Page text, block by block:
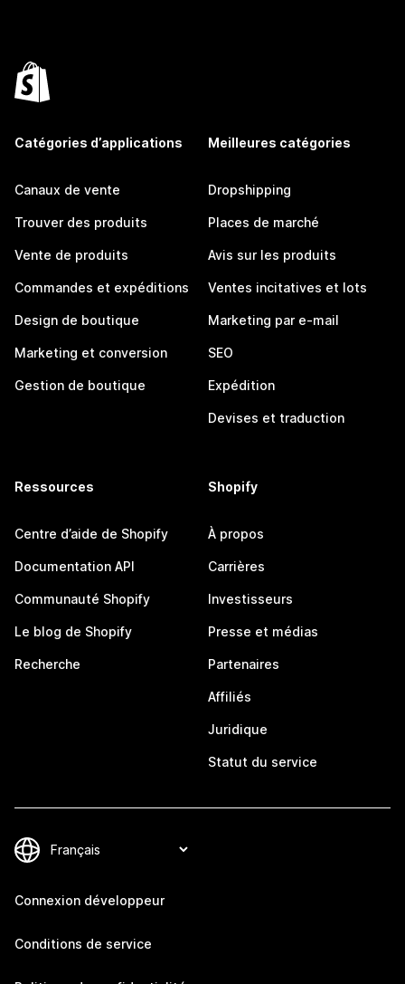
Catégories d’applications
Canaux de vente
Trouver des produits
Vente de produits
Commandes et expéditions
Design de boutique
Marketing et conversion
Gestion de boutique
Meilleures catégories
Dropshipping
Places de marché
Avis sur les produits
Ventes incitatives et lots
Marketing par e-mail
SEO
Expédition
Devises et traduction
Ressources
Centre d’aide de Shopify
Documentation API
Communauté Shopify
Le blog de Shopify
Recherche
Shopify
À propos
Carrières
Investisseurs
Presse et médias
Partenaires
Affiliés
Juridique
Statut du service
Connexion développeur
Conditions de service